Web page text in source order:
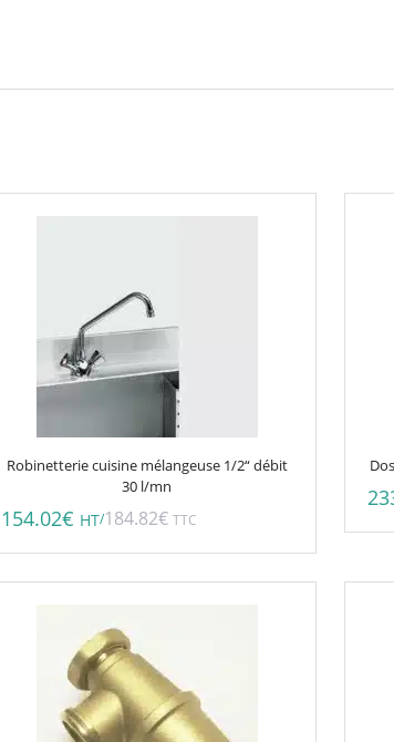
Robinetterie cuisine mélangeuse 1/2“ débit
30 l/mn
154.02€ HT/184.82€ TTC